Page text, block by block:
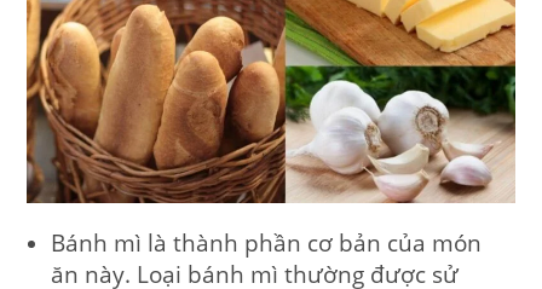
Bánh mì là thành phần cơ bản của món
ăn này. Loại bánh mì thường được sử